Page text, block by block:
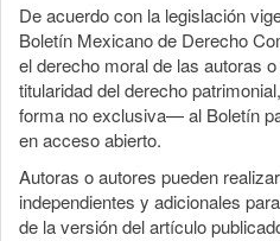
De acuerdo con la legislación
Boletín Mexicano de Derecho
el derecho moral de las autoras
titularidad del derecho
forma no exclusiva— al Boletín
en acceso abierto.
Autoras o autores pueden
independientes y adicionales
de la versión del artículo